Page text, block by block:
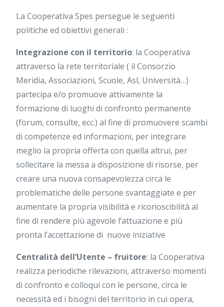
La Cooperativa Spes persegue le seguenti
politiche ed obiettivi generali :
Integrazione con il territorio: la Cooperativa
attraverso la rete territoriale ( il Consorzio
Meridia, Associazioni, Scuole, Asl, Università…)
partecipa e/o promuove attivamente la
formazione di luoghi di confronto permanente
(forum, consulte, ecc.) al fine di promuovere scambi
di competenze ed informazioni, per integrare
meglio la propria offerta con quella altrui, per
sollecitare la messa a disposizione di risorse, per
creare una nuova consapevolezza circa le
problematiche delle persone svantaggiate e per
aumentare la propria visibilità e riconoscibilità al
fine di rendere più agevole l’attuazione e più
pronta l’accettazione di nuove iniziative
Centralità dell’Utente – fruitore: la Cooperativa
realizza periodiche rilevazioni, attraverso momenti
di confronto e colloqui con le persone, circa le
necessità ed i bisogni del territorio in cui opera,